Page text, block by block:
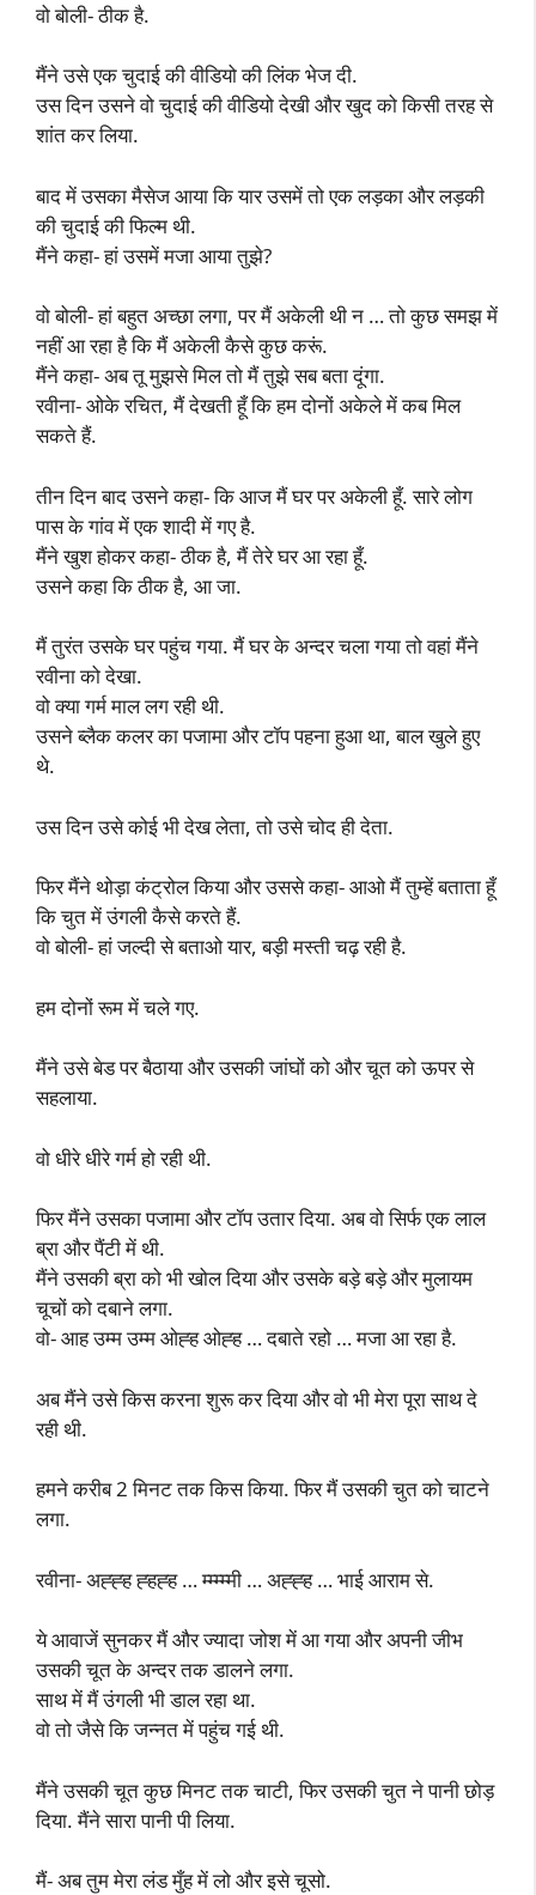
वो बोली- ठीक है.
मैंने उसे एक चुदाई की वीडियो की लिंक भेज दी.
उस दिन उसने वो चुदाई की वीडियो देखी और खुद को किसी तरह से
शांत कर लिया.
बाद में उसका मैसेज आया कि यार उसमें तो एक लड़का और लड़की
की चुदाई की फिल्म थी.
मैंने कहा- हां उसमें मजा आया तुझे?
वो बोली- हां बहुत अच्छा लगा, पर मैं अकेली थी न … तो कुछ समझ में
नहीं आ रहा है कि मैं अकेली कैसे कुछ करूं.
मैंने कहा- अब तू मुझसे मिल तो मैं तुझे सब बता दूंगा.
रवीना- ओके रचित, मैं देखती हूँ कि हम दोनों अकेले में कब मिल
सकते हैं.
तीन दिन बाद उसने कहा- कि आज मैं घर पर अकेली हूँ. सारे लोग
पास के गांव में एक शादी में गए है.
मैंने खुश होकर कहा- ठीक है, मैं तेरे घर आ रहा हूँ.
उसने कहा कि ठीक है, आ जा.
मैं तुरंत उसके घर पहुंच गया. मैं घर के अन्दर चला गया तो वहां मैंने
रवीना को देखा.
वो क्या गर्म माल लग रही थी.
उसने ब्लैक कलर का पजामा और टॉप पहना हुआ था, बाल खुले हुए
थे.
उस दिन उसे कोई भी देख लेता, तो उसे चोद ही देता.
फिर मैंने थोड़ा कंट्रोल किया और उससे कहा- आओ मैं तुम्हें बताता हूँ
कि चुत में उंगली कैसे करते हैं.
वो बोली- हां जल्दी से बताओ यार, बड़ी मस्ती चढ़ रही है.
हम दोनों रूम में चले गए.
मैंने उसे बेड पर बैठाया और उसकी जांघों को और चूत को ऊपर से
सहलाया.
वो धीरे धीरे गर्म हो रही थी.
फिर मैंने उसका पजामा और टॉप उतार दिया. अब वो सिर्फ एक लाल
ब्रा और पैंटी में थी.
मैंने उसकी ब्रा को भी खोल दिया और उसके बड़े बड़े और मुलायम
चूचों को दबाने लगा.
वो- आह उम्म उम्म ओह्ह ओह्ह … दबाते रहो … मजा आ रहा है.
अब मैंने उसे किस करना शुरू कर दिया और वो भी मेरा पूरा साथ दे
रही थी.
हमने करीब 2 मिनट तक किस किया. फिर मैं उसकी चुत को चाटने
लगा.
रवीना- अह्ह्ह ह्हह्ह … म्म्म्म्मी … अह्ह्ह … भाई आराम से.
ये आवाजें सुनकर मैं और ज्यादा जोश में आ गया और अपनी जीभ
उसकी चूत के अन्दर तक डालने लगा.
साथ में मैं उंगली भी डाल रहा था.
वो तो जैसे कि जन्नत में पहुंच गई थी.
मैंने उसकी चूत कुछ मिनट तक चाटी, फिर उसकी चुत ने पानी छोड़
दिया. मैंने सारा पानी पी लिया.
मैं- अब तुम मेरा लंड मुँह में लो और इसे चूसो.